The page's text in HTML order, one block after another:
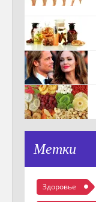
Метки
Здоровье